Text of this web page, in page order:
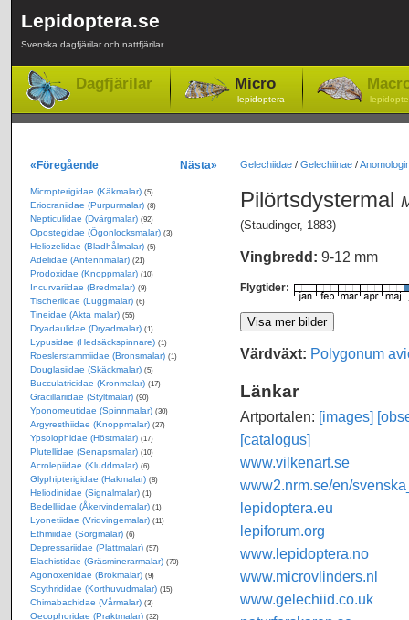
Lepidoptera.se
Svenska dagfjärilar och nattfjärilar
Dagfjärilar Micro
-lepidoptera -
Gelechiidae/ Gelechiinae/
Pilörtsdystermal
(Staudinger, 1883)
Vingbredd: 9-12 mm
Flygtider:
Värdväxt: Polygonum
Länkar
Artportalen: [images]
[catalogus]
www.vilkenart.se
www2.nrm.se/en/
lepidoptera.eu
lepiforum.org
www.lepidoptera.no
www.microvlinders.nl
www.gelechiid.co.uk
«Föregående Nästa»
Micropterigidae (Käkmalar) (5)
Eriocraniidae (Purpurmalar) (8)
Nepticulidae (Dvärgmalar) (92)
Opostegidae (Ögonlocksmalar) (3)
Heliozelidae (Bladhålmalar) (5)
Adelidae (Antennmalar) (21)
Prodoxidae (Knoppmalar) (10)
Incurvariidae (Bredmalar) (9)
Tischeriidae (Luggmalar) (6)
Tineidae (Äkta malar) (55)
Dryadaulidae (Dryadmalar) (1)
Lypusidae (Hedsäckspinnare) (1)
Roeslerstammiidae (Bronsmalar) (1)
Douglasiidae (Skäckmalar) (5)
Bucculatricidae (Kronmalar) (17)
Gracillariidae (Styltmalar) (90)
Yponomeutidae (Spinnmalar) (30)
Argyresthiidae (Knoppmalar) (27)
Ypsolophidae (Höstmalar) (17)
Plutellidae (Senapsmalar) (10)
Acrolepiidae (Kluddmalar) (6)
Glyphipterigidae (Hakmalar) (8)
Heliodinidae (Signalmalar) (1)
Bedelliidae (Åkervindemalar) (1)
Lyonetiidae (Vridvingemalar) (11)
Ethmiidae (Sorgmalar) (6)
Depressariidae (Plattmalar) (57)
Elachistidae (Gräsminerarmalar) (70)
Agonoxenidae (Brokmalar) (9)
Scythrididae (Korthuvudmalar) (15)
Chimabachidae (Vårmalar) (3)
Oecophoridae (Praktmalar) (32)